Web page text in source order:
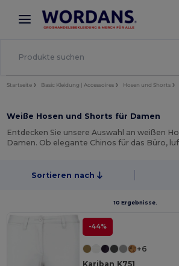
× Wordans App
Bessere Preise in der App!
Startseite Basic Kleidung | Accessoires Hosen und Shorts
Weiße Hosen und Shorts für Damen
Entdecken Sie unsere Auswahl an weißen
Damen. Ob elegante Chinos für das Büro,
Sortieren nach
10 Ergebnisse.
-44%
+6
Kariban K751